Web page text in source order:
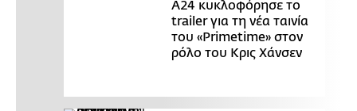
Α24 κυκλοφόρησε το
trailer για τη νέα ταινία
του «Primetime» στον
ρόλο του Κρις Χάνσεν